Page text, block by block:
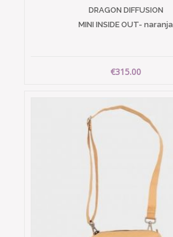
DRAGON DIFFUSION
MINI INSIDE OUT- naranja
€315.00